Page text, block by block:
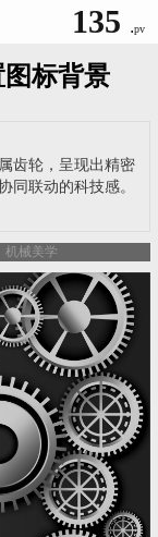
135 .pv
标背景
齿轮，呈现出精密
同联动的科技感。
机械美学